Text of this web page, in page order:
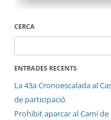
CERCA
ENTRADES RECENTS
La 43a Cronoescalada al
de participació
Prohibit aparcar al Camí